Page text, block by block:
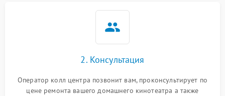
2. Консультация
Оператор колл центра позвонит вам, проконсультирует по
цене ремонта вашего домашнего кинотеатра а также